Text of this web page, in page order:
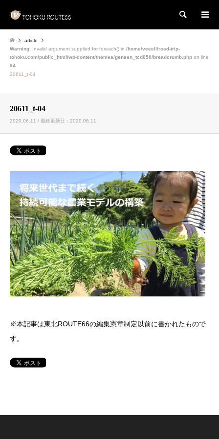
検索
article
Warning: Invalid argument supplied for foreach() in /home/veeell/road-trip-
tohoku.com/public_html/wp-content/themes/gensen_tcd050/breadcrumb.php on line
94
20611_t-04
20611_t-04
2020.06.11 / 最終更新日：2020.06.11
※本記事は東北ROUTE66の編集憲章制定以前に書かれたもので
す。